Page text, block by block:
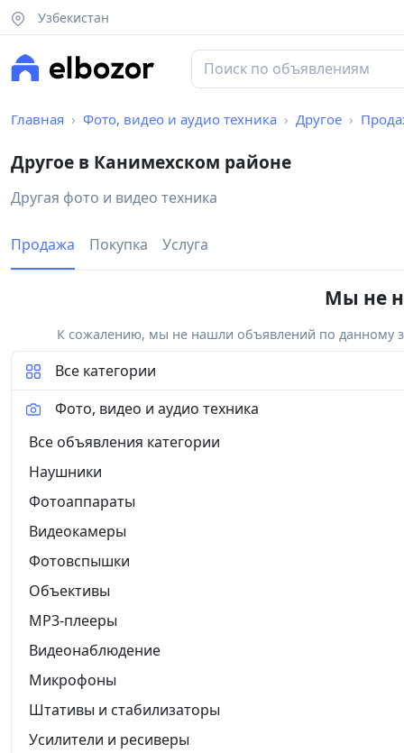
Узбекистан
Главная Фото, видео и аудио техника Другое
Другое в Канимехском районе
Другая фото и видео техника
Продажа Покупка Услуга
Мы не
К сожалению, мы не нашли объявлений по данному
Все категории
Фото, видео и аудио техника
Все объявления категории
Наушники
Фотоаппараты
Видеокамеры
Фотовспышки
Объективы
MP3-плееры
Видеонаблюдение
Микрофоны
Штативы и стабилизаторы
Усилители и ресиверы